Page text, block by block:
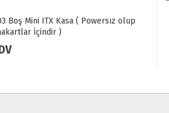
Boş Mini ITX Kasa ( Powersız olup
İçindir )